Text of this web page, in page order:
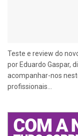
Teste e review do
por Eduardo Gaspar,
acompanhar-nos
profissionais...